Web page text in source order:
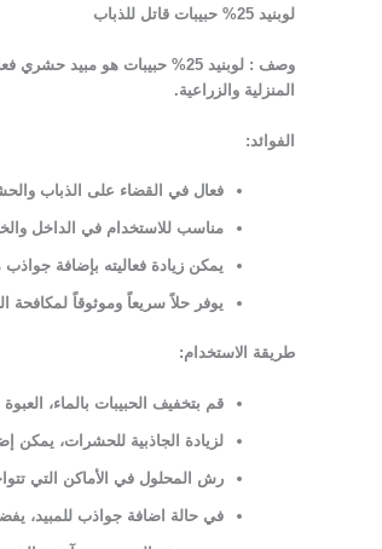
لوبنيد 25% حبيبات قاتل للذباب
وصف :
المنزلية والزراعية.
الفوائد:
فعال في القضاء على الذباب
مناسب للاستخدام في الداخل
يمكن زيادة فعاليته بإضافة
يوفر حلاً سريعاً وموثوقاً لمكافحة
طريقة الاستخدام:
قم بتخفيف الحبيبات بالماء، العبوة تخفف على
لزيادة الجاذبية للحشرات، يمكن
رش المحلول في الأماكن التي
في حالة اضافة جواذب للمبيد،